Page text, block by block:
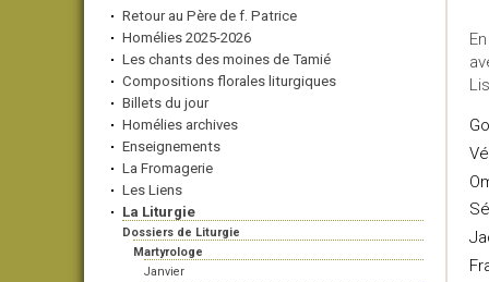
Retour au Père de f. Patrice
Homélies 2025-2026
Les chants des moines de Tamié
Compositions florales liturgiques
Billets du jour
Homélies archives
Enseignements
La Fromagerie
Les Liens
La Liturgie
Dossiers de Liturgie
Martyrologe
Janvier